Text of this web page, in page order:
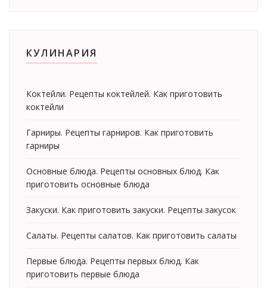
КУЛИНАРИЯ
Коктейли. Рецепты коктейлей. Как приготовить
коктейли
Гарниры. Рецепты гарниров. Как приготовить
гарниры
Основные блюда. Рецепты основных блюд. Как
приготовить основные блюда
Закуски. Как приготовить закуски. Рецепты закусок
Салаты. Рецепты салатов. Как приготовить салаты
Первые блюда. Рецепты первых блюд. Как
приготовить первые блюда